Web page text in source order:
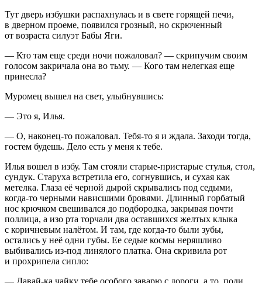
Тут дверь избушки распахнулась и в свете горящей печи,
в дверном проеме, появился грозный, но скрюченный
от возраста силуэт Бабы Яги.
— Кто там еще среди ночи пожаловал? — скрипучим своим
голосом закричала она во тьму. — Кого там нелегкая еще
принесла?
Муромец вышел на свет, улыбнувшись:
— Это я, Илья.
— О, наконец-то пожаловал. Тебя-то я и ждала. Заходи тогда,
гостем будешь. Дело есть у меня к тебе.
Илья вошел в избу. Там стояли старые-пристарые стулья, стол,
сундук. Старуха встретила его, согнувшись, и сухая как
метелка. Глаза её черной дырой скрывались под седыми,
когда-то черными нависшими бровями. Длинный горбатый
нос крючком свешивался до подбородка, закрывая почти
поллица, а изо рта торчали два оставшихся желтых клыка
с коричневым налётом. И там, где когда-то были зубы,
остались у неё одни губы. Ее седые космы неряшливо
выбивались из-под линялого платка. Она скривила рот
и прохрипела сипло:
— Давай-ка чайку тебе особого заварю с дороги, а то, поди,